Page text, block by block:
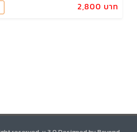
2,800 บาท